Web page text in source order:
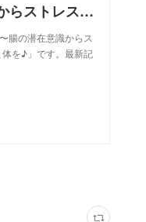
大阪・桃谷☆腸心セラピーAlmo〜腸の潜在意識からストレス・トラウマ・不安などネガテイブな感情を解放して貴女本来の心と体を♪
腸の潜在意識からス
を♪」です。最新記